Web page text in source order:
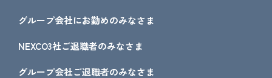
グループ会社にお勤めのみなさま
NEXCO3社ご退職者のみなさま
グループ会社ご退職者のみなさま